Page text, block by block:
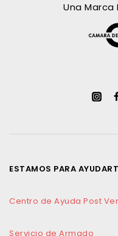
Una Marca
ESTAMOS PARA
Centro de Ayuda Post
Servicio de Armado